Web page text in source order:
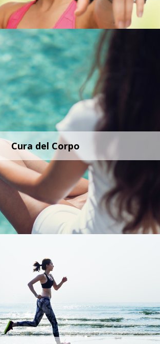
Cura del Corpo